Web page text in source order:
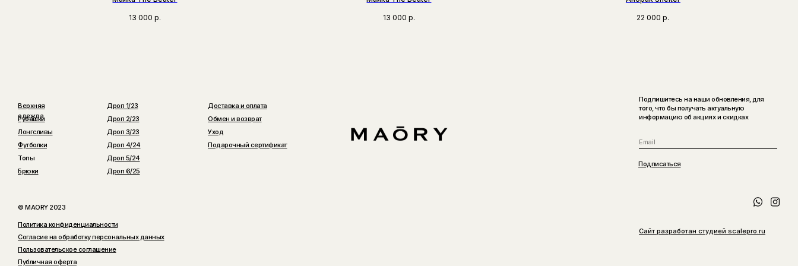
13 000 р. 13 000 р. 22 000 р.
Подписаться
Рубашки
Лонгсливы
Футболки
Топы
Брюки
Дроп 1/23
Дроп 2/23
Дроп 3/23
Доставка и оплата
Обмен и возврат
Уход
Подарочный сертификат
© MAORY 2023
Подпишитесь на наши обновления, для
того, что бы получать актуальную
информацию об акциях и скидках
Сайт разработан студией scalepro.ru
Политика конфиденциальности
Согласие на обработку персональных данных
Пользовательское соглашение
Публичная оферта
Дроп 4/24
Дроп 5/24
Дроп 6/25
Верхняя
одежда